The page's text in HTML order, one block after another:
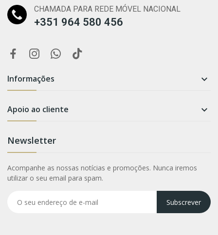
CHAMADA PARA REDE MÓVEL NACIONAL
+351 964 580 456
Informações 
Apoio ao cliente 
Newsletter
Acompanhe as nossas notícias e promoções. Nunca iremos
utilizar o seu email para spam.
Subscrever